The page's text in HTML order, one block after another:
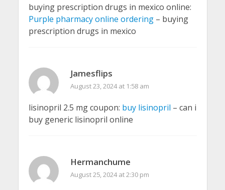
buying prescription drugs in mexico online:
Purple pharmacy online ordering– buying
prescription drugs in mexico
Jamesflips
August 23, 2024 at 1:58 am
lisinopril 2.5 mg coupon: buy lisinopril – can i
buy generic lisinopril online
Hermanchume
August 25, 2024 at 2:30 pm